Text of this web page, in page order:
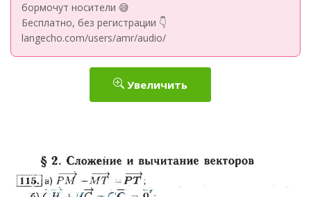
бормочут носители 😅
Бесплатно, без регистрации 👇
langecho.com/users/amr/audio/
Увеличить